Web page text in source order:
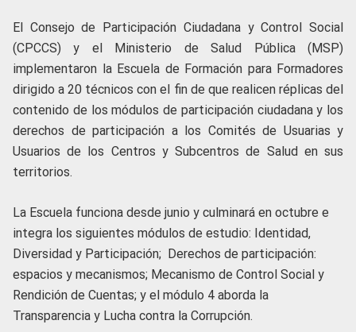
El Consejo de Participación Ciudadana y Control Social
(CPCCS) y el Ministerio de Salud Pública (MSP)
implementaron la Escuela de Formación para Formadores
dirigido a 20 técnicos con el fin de que realicen réplicas del
contenido de los módulos de participación ciudadana y los
derechos de participación a los Comités de Usuarias y
Usuarios de los Centros y Subcentros de Salud en sus
territorios.
La Escuela funciona desde junio y culminará en octubre e
integra los siguientes módulos de estudio: Identidad,
Diversidad y Participación; Derechos de participación:
espacios y mecanismos; Mecanismo de Control Social y
Rendición de Cuentas; y el módulo 4 aborda la
Transparencia y Lucha contra la Corrupción.